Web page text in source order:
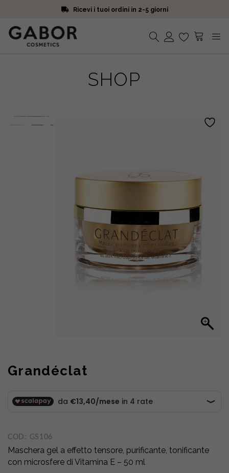
Ricevi i tuoi ordini in 2-5 giorni
Iscriviti alla Newsletter. 15% di sconto e spedizione gratuita
Ricevi i tuoi ordini in 2-5 giorni
SHOP
Grandéclat
COD: GS106
Maschera gel a effetto tensore, purificante, tonificante
con microsfere di Vitamina E – 50 ml